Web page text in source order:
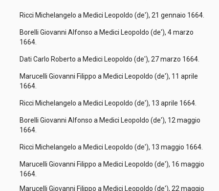
Ricci Michelangelo a Medici Leopoldo (de'), 21 gennaio 1664.
Borelli Giovanni Alfonso a Medici Leopoldo (de'), 4 marzo
1664.
Dati Carlo Roberto a Medici Leopoldo (de'), 27 marzo 1664.
Marucelli Giovanni Filippo a Medici Leopoldo (de'), 11 aprile
1664.
Ricci Michelangelo a Medici Leopoldo (de'), 13 aprile 1664.
Borelli Giovanni Alfonso a Medici Leopoldo (de'), 12 maggio
1664.
Ricci Michelangelo a Medici Leopoldo (de'), 13 maggio 1664.
Marucelli Giovanni Filippo a Medici Leopoldo (de'), 16 maggio
1664.
Marucelli Giovanni Filippo a Medici Leopoldo (de'), 22 maggio